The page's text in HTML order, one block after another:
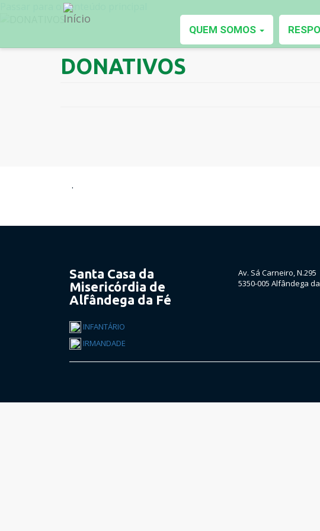
Passar para o conteúdo principal
QUEM SOMOS
DONATIVOS
.
Santa Casa da
Misericórdia de
Alfândega da Fé
INFANTÁRIO
IRMANDADE
Av. Sá Carneiro, N.295
5350-005 Alfândega